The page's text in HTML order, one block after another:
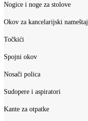
Nogice i noge za stolove
Okov za kancelarijski nameštaj
Točkići
Spojni okov
Nosači polica
Sudopere i aspiratori
Kante za otpatke